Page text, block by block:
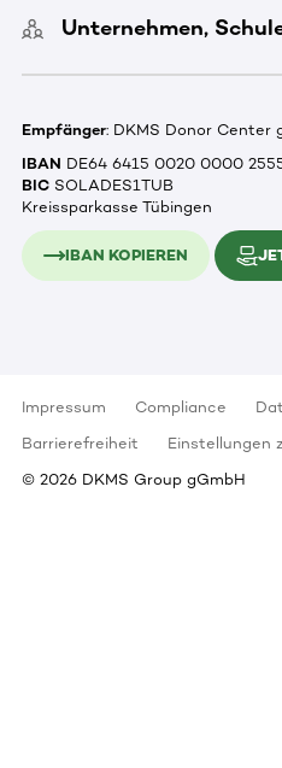
Unternehmen,
Empfänger: DKMS Donor Center
IBAN DE64 6415 0020 0000
BIC SOLADES1TUB
Kreissparkasse Tübingen
IBAN KOPIEREN
Impressum Compliance
Barrierefreiheit
Einstellungen
© 2026 DKMS Group gGmbH